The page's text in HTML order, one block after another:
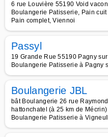
6 rue Louvière 55190 Void
Boulangerie Patisserie, Pain
Pain complet, Viennoi
Passyl
19 Grande Rue 55190 Pagny
Boulangerie Patisserie à Pagny
Boulangerie JBL
bât Boulangerie 26 rue
hattonchatel (à 25 km de Mécrin)
Boulangerie Patisserie à